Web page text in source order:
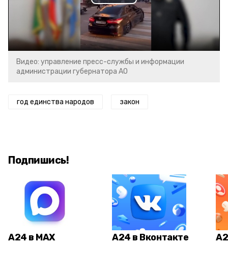
Video
Видео: управление пресс-службы и информации
администрации губернатора АО
год единства народов закон
Подпишись!
А24 в MAX А24 в Вконтакте